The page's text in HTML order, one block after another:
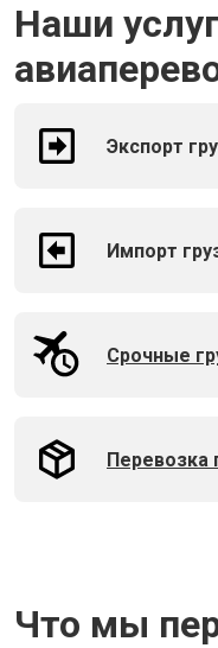
Наши
Экспорт
Импорт
Срочные
Перевозка
Что мы